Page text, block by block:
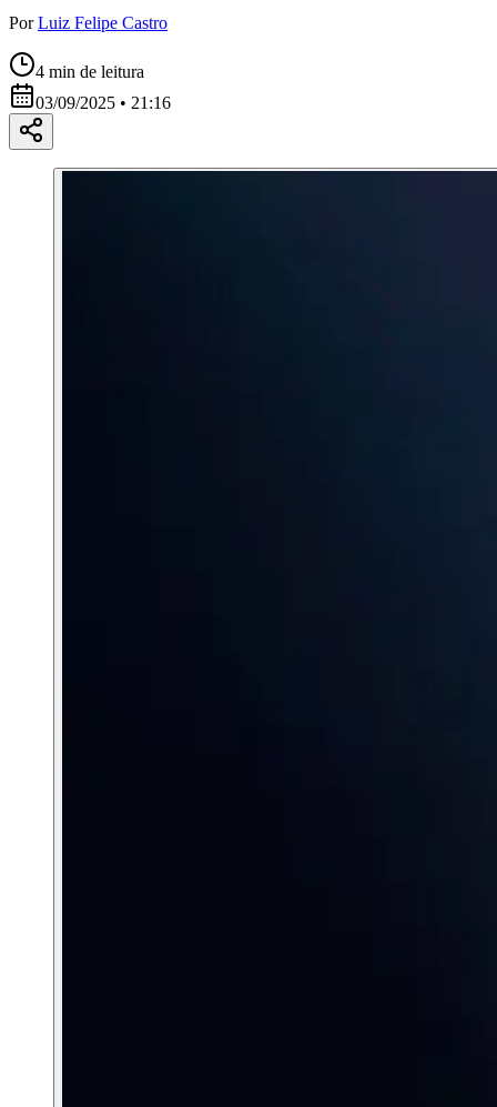
Por Luiz Felipe Castro
4 min de leitura
03/09/2025 • 21:16